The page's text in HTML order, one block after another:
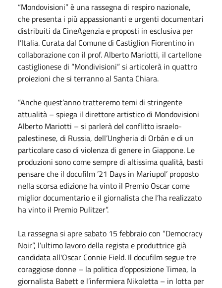
“Mondovisioni” è una rassegna di respiro nazionale,
che presenta i più appassionanti e urgenti documentari
distribuiti da CineAgenzia e proposti in esclusiva per
l’Italia. Curata dal Comune di Castiglion Fiorentino in
collaborazione con il prof. Alberto Mariotti, il cartellone
castiglionese di “Mondivisioni” si articolerà in quattro
proiezioni che si terranno al Santa Chiara.
“Anche quest’anno tratteremo temi di stringente
attualità – spiega il direttore artistico di Mondovisioni
Alberto Mariotti – si parlerà del conflitto israelo-
palestinese, di Russia, dell’Ungheria di Orbán e di un
particolare caso di violenza di genere in Giappone. Le
produzioni sono come sempre di altissima qualità, basti
pensare che il docufilm ’21 Days in Mariupol’ proposto
nella scorsa edizione ha vinto il Premio Oscar come
miglior documentario e il giornalista che l’ha realizzato
ha vinto il Premio Pulitzer”.
La rassegna si apre sabato 15 febbraio con “Democracy
Noir”, l’ultimo lavoro della regista e produttrice già
candidata all'Oscar Connie Field. Il docufilm segue tre
coraggiose donne – la politica d’opposizione Timea, la
giornalista Babett e l’infermiera Nikoletta – in lotta per